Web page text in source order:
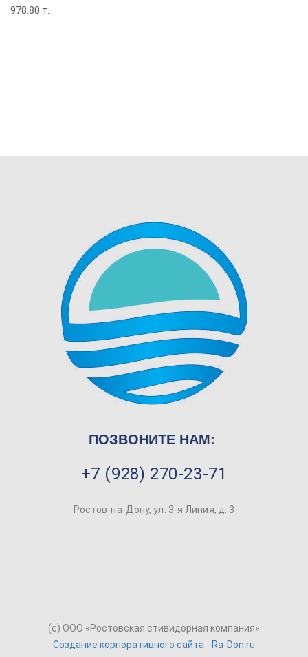
978.80 т.
ПОЗВОНИТЕ НАМ:
+7 (928) 270-23-71
Ростов-на-Дону, ул. 3-я Линия, д. 3
(c) ООО «Ростовская стивидорная компания»
Создание корпоративного сайта - Ra-Don.ru